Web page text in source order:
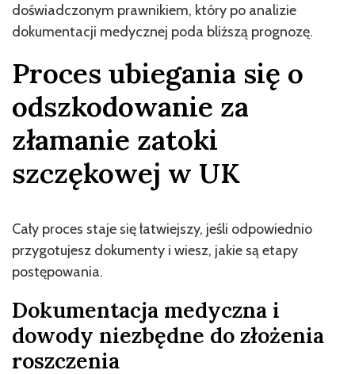
doświadczonym prawnikiem, który po analizie
dokumentacji medycznej poda bliższą prognozę.
Proces ubiegania się o
odszkodowanie za
złamanie zatoki
szczękowej w UK
Cały proces staje się łatwiejszy, jeśli odpowiednio
przygotujesz dokumenty i wiesz, jakie są etapy
postępowania.
Dokumentacja medyczna i
dowody niezbędne do złożenia
roszczenia